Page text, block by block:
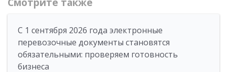
С 1 сентября 2026 года электронные
перевозочные документы становятся
обязательными: проверяем готовность
бизнеса